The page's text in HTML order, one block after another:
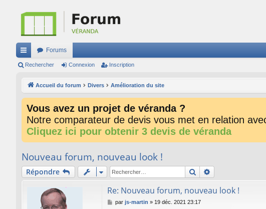
ac
Forums
Rechercher Connexion Inscription
Accueil du forum Divers Amélioration du site
Vous avez un projet de véranda ?
Notre comparateur de devis vous met en relation
Cliquez ici pour obtenir 3 devis de véranda
Nouveau forum, nouveau look !
Répondre Rechercher
Re: Nouveau forum, nouveau look !
M
par js-martin » 19 déc. 2021 23:17